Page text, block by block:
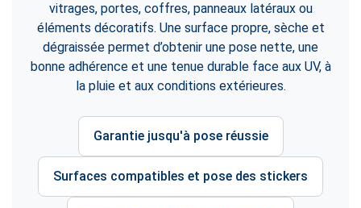
vitrages, portes, coffres, panneaux latéraux ou
éléments décoratifs. Une surface propre, sèche et
dégraissée permet d’obtenir une pose nette, une
bonne adhérence et une tenue durable face aux UV, à
la pluie et aux conditions extérieures.
Garantie jusqu'à pose réussie
Surfaces compatibles et pose des stickers